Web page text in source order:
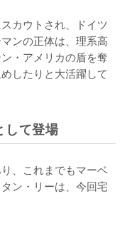
カウトされ、ドイツ
ンの正体は、理系高
・アメリカの盾を奪
したりと大活躍して
して登場
、これまでもマーベ
ン・リーは、今回宅